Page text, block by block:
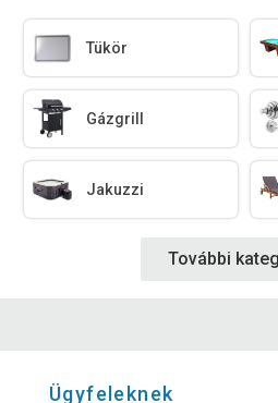
Tükör
Gázgrill
Jakuzzi
További
Ügyfeleknek